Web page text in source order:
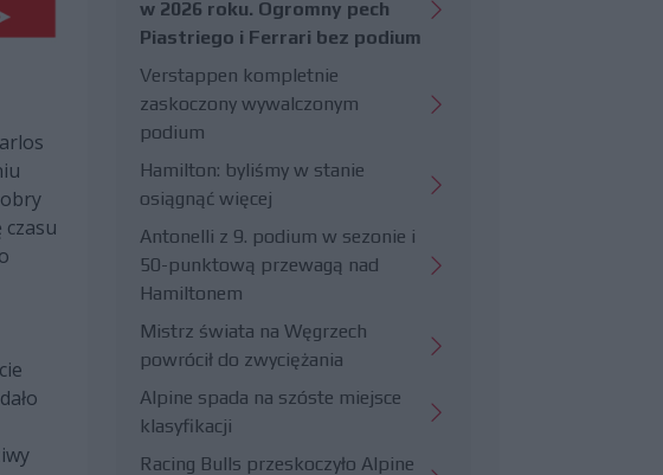
w 2026 roku. Ogromny pech
Piastriego i Ferrari bez podium
Verstappen kompletnie
zaskoczony wywalczonym
podium
Hamilton: byliśmy w stanie
osiągnąć więcej
Antonelli z 9. podium w sezonie i
50-punktową przewagą nad
Hamiltonem
Mistrz świata na Węgrzech
powrócił do zwyciężania
Alpine spada na szóste miejsce
klasyfikacji
Racing Bulls przeskoczyło Alpine